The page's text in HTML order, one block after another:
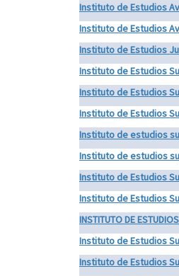
Instituto de Estudios
Instituto de Estudios
Instituto de Estudios
Instituto de Estudios
Instituto de Estudios
Instituto de Estudios
Instituto de estudios
Instituto de estudios
Instituto de Estudios
Instituto de Estudios
INSTITUTO DE
Instituto de Estudios
Instituto de Estudios